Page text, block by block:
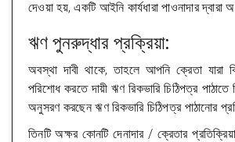
দেওয়া হয়, একটি আইনি কার্যধারা পাওনাদার দ্বারা
ঋণ পুনরুদ্ধার প্রক্রিয়া:
অবস্থা দাবী থাকে, তাহলে আপনি ক্রেতা যারা
পরিশোধ করতে দায়ী ঋণ রিকভারি চিঠিপত্র পাঠাতে
অনুসরণ করছেন ঋণ রিকভারি চিঠিপত্র পাঠানোর
তিনটি অক্ষর কোনটি দেনাদার / ক্রেতার